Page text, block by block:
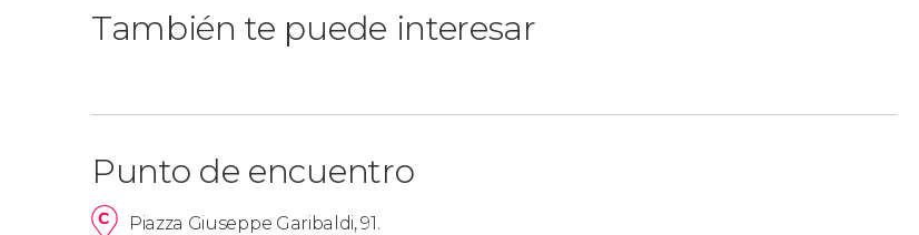
También te puede interesar
Punto de encuentro
Piazza Giuseppe Garibaldi, 91.